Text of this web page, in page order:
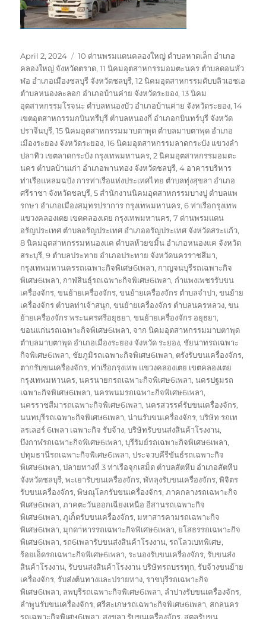
Posted
on
April 2, 2024 Tags
10 ด่านพรมแดนคลองใหญ่ ตำบลหาดเล็ก อำเภอ
คลองใหญ่ จังหวัดตราด,11 นิคมอุตสาหกรรมอมตะนคร ตำบลดอนหัว
ฬอ อำเภอเมืองชลบุรี จังหวัดชลบุรี,12 นิคมอุตสาหกรรมดับบลิวเอชเอ
ตำบลหนองละลอก อำเภอบ้านค่าย จังหวัดระยอง,13 นิคม
อุตสาหกรรมโรจนะ ตำบลหนองบัว อำเภอบ้านค่าย จังหวัดระยอง,14
เขตอุตสาหกรรมกบินทรืบุรี ตำบลหนองกี่ อำเภอกบินทร์บุรี จังหวัด
ปราจีนบุรี,15 นิคมอุตสาหกรรมมาบตาพุด ตำบลมาบตาพุด อำเภอ
เมืองระยอง จังหวัดระยอง,16 นิคมอุตสาหกรรมลาดกระบัง แขวงลำ
ปลาทิว เขตลาดกระบัง กรุงเทพมหานคร,2 นิคมอุตสาหกรรมอมตะ
นคร ตำบลบ้านเก่า อำเภอพานทอง จังหวัดชลบุรี,4 อาคารบริหาร
ท่าเรือแหลมฉบัง การท่าเรือแห่งประเทศไทย ตำบลทุ่งสุขลา อำเภอ
ศรีราชา จังหวัดชลบุรี,5 สำนักงานนิคมอุตสาหกรรมบางปู ตำบลแพ
รกษา อำเภอเมืองสมุทรปราการ กรุงเทพมหานคร,6 ท่าเรือกรุงเทพ
แขวงคลองเตย เขตคลองเตย กรุงเทพมหานคร,7 ด่านพรมแดน
อรัญประเทศ ตำบลอรัญประเทศ อำเภออรัญประเทศ จังหวัดสระแก้ว,
8 นิคมอุตสาหกรรมหนองแค ตำบลห้วยขมิ้น อำเภอหนองแค จังหวัด
สระบุรี,9 ตำบลประทาย อำเภอประทาย จังหวัดนครราชสีมา,
กรุงเทพมหานครรถเฉพาะกิจพิเศษ6เพลา, กาญจนบุรีรถเฉพาะกิจ
พิเศษ6เพลา, กาฬสินธุ์รถเฉพาะกิจพิเศษ6เพลา, กำแพงเพชรรับขน
เครื่องจักร,ขนย้ายเครื่องจักร,ขนย้ายเครื่องจักร ตำบลจำปา,ขนย้าย
เครื่องจักร ตำบลท่าเจ้าสนุก,ขนย้ายเครื่องจักร ตำบลนครหลวง,ขน
ย้ายเครื่องจักร พระนครศรีอยุธยา,ขนย้ายเครื่องจักร อยุธยา,
ขอนแก่นรถเฉพาะกิจพิเศษ6เพลา, จาก นิคมอุตสาหกรรมมาบตาพุด
ตำบลมาบตาพุด อำเภอเมืองระยอง จังหวัด ระยอง, ชัยนาทรถเฉพาะ
กิจพิเศษ6เพลา, ชัยภูมิรถเฉพาะกิจพิเศษ6เพลา, ตรังรับขนเครื่องจักร,
ตากรับขนเครื่องจักร,ท่าเรือกรุงเทพ แขวงคลองเตย เขตคลองเตย
กรุงเทพมหานคร,นครนายกรถเฉพาะกิจพิเศษ6เพลา,นครปฐมรถ
เฉพาะกิจพิเศษ6เพลา,นครพนมรถเฉพาะกิจพิเศษ6เพลา,
นครราชสีมารถเฉพาะกิจพิเศษ6เพลา,นครสวรรค์รับขนเครื่องจักร,
นนทบุรีรถเฉพาะกิจพิเศษ6เพลา,น่านรับขนเครื่องจักร,บริษัท รถเท
ลรเลอร์ 6เพลา เฉพาะกิจ รับจ้าง,บริษัทรับขนส่งสินค้าโรงงาน,
บึงกาฬรถเฉพาะกิจพิเศษ6เพลา,บุรีรัมย์รถเฉพาะกิจพิเศษ6เพลา,
ปทุมธานีรถเฉพาะกิจพิเศษ6เพลา,ประจวบคีรีขันธ์รถเฉพาะกิจ
พิเศษ6เพลา,ปลายทางที่ 3 ท่าเรือจุกเสม็ด ตำบลสัตหีบ อำเภอสัตหีบ
จังหวัดชลบุรี,พะเยารับขนเครื่องจักร,พัทลุงรับขนเครื่องจักร,พิจิตร
รับขนเครื่องจักร,พิษณุโลกรับขนเครื่องจักร,ภาคกลางรถเฉพาะกิจ
พิเศษ6เพลา,ภาคตะวันออกเฉียงเหนือ อีสานรถเฉพาะกิจ
พิเศษ6เพลา,ภูเก็ตรับขนเครื่องจักร,มหาสารคามรถเฉพาะกิจ
พิเศษ6เพลา,มุกดาหารรถเฉพาะกิจพิเศษ6เพลา, ยโสธรรถเฉพาะกิจ
พิเศษ6เพลา,รถ6เพลารับขนส่งสินค้าโรงงาน,รถโลวเบทพิเศษ,
ร้อยเอ็ดรถเฉพาะกิจพิเศษ6เพลา,ระนองรับขนเครื่องจักร,รับขนส่ง
สินค้าโรงงาน,รับขนส่งสินค้าโรงงาน บริษัทรถบรรทุก,รับจ้างขนย้าย
เครื่องจักร,รับส่งต้นทางและปรายทาง,ราชบุรีรถเฉพาะกิจ
พิเศษ6เพลา, ลพบุรีรถเฉพาะกิจพิเศษ6เพลา, ลำปางรับขนเครื่องจักร,
ลำพูนรับขนเครื่องจักร,ศรีสะเกษรถเฉพาะกิจพิเศษ6เพลา, สกลนคร
รถเฉพาะกิจพิเศษ6เพลา, สงขลา รับขนเครื่องจักร, สตูลรับขน